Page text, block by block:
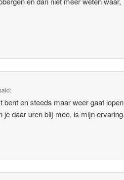
en steeds maar weer gaat lopen
je daar uren blij mee, is mijn